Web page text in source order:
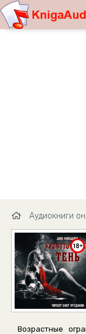
Аудиокниги
Возрастные